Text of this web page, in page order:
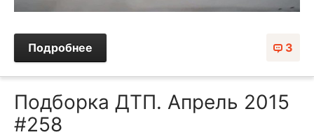
3
Подробнее
Подборка ДТП. Апрель 2015
#258